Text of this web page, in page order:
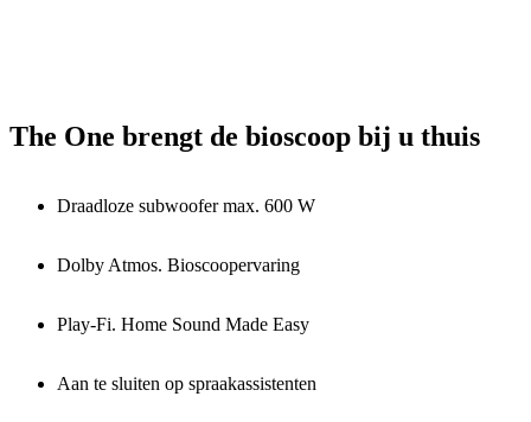
The One brengt de bioscoop bij u thuis
Draadloze subwoofer max. 600 W
Dolby Atmos. Bioscoopervaring
Play-Fi. Home Sound Made Easy
Aan te sluiten op spraakassistenten